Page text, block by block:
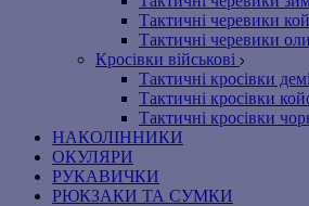
Тактичні черевики
Тактичні черевики
Кросівки військові
Тактичні кросівки
Тактичні кросівки
Тактичні кросівки
НАКОЛІННИКИ
ОКУЛЯРИ
РУКАВИЧКИ
РЮКЗАКИ ТА СУМКИ